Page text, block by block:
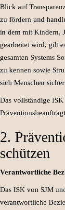
Blick auf
zu fördern und
in dem mit Kindern,
gearbeitet wird, gilt
gesamten Systems
zu kennen sowie
sich Menschen
Das vollständige
2.
schützen
Verantwortliche
Das ISK von SJM
verantwortliche